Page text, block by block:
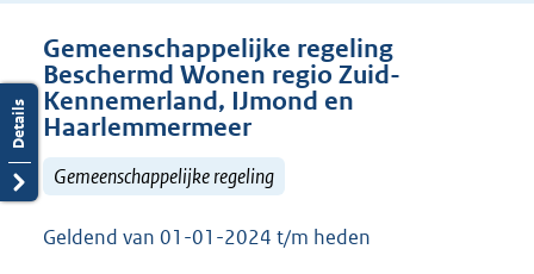
Gemeenschappelijke regeling
Beschermd Wonen regio Zuid-
Kennemerland, IJmond en
Haarlemmermeer
Gemeenschappelijke regeling
Geldend van 01-01-2024 t/m heden